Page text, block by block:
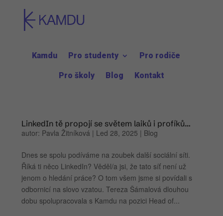
Kamdu Pro studenty Pro rodiče
Pro školy Blog Kontakt
LinkedIn tě propojí se světem laiků i profíků…
autor: Pavla Žitníková | Led 28, 2025 | Blog
Dnes se spolu podíváme na zoubek další sociální síti.
Říká ti něco LinkedIn? Věděl/a jsi, že tato síť není už
jenom o hledání práce? O tom všem jsme si povídali s
odbornicí na slovo vzatou. Tereza Šámalová dlouhou
dobu spolupracovala s Kamdu na pozici Head of...